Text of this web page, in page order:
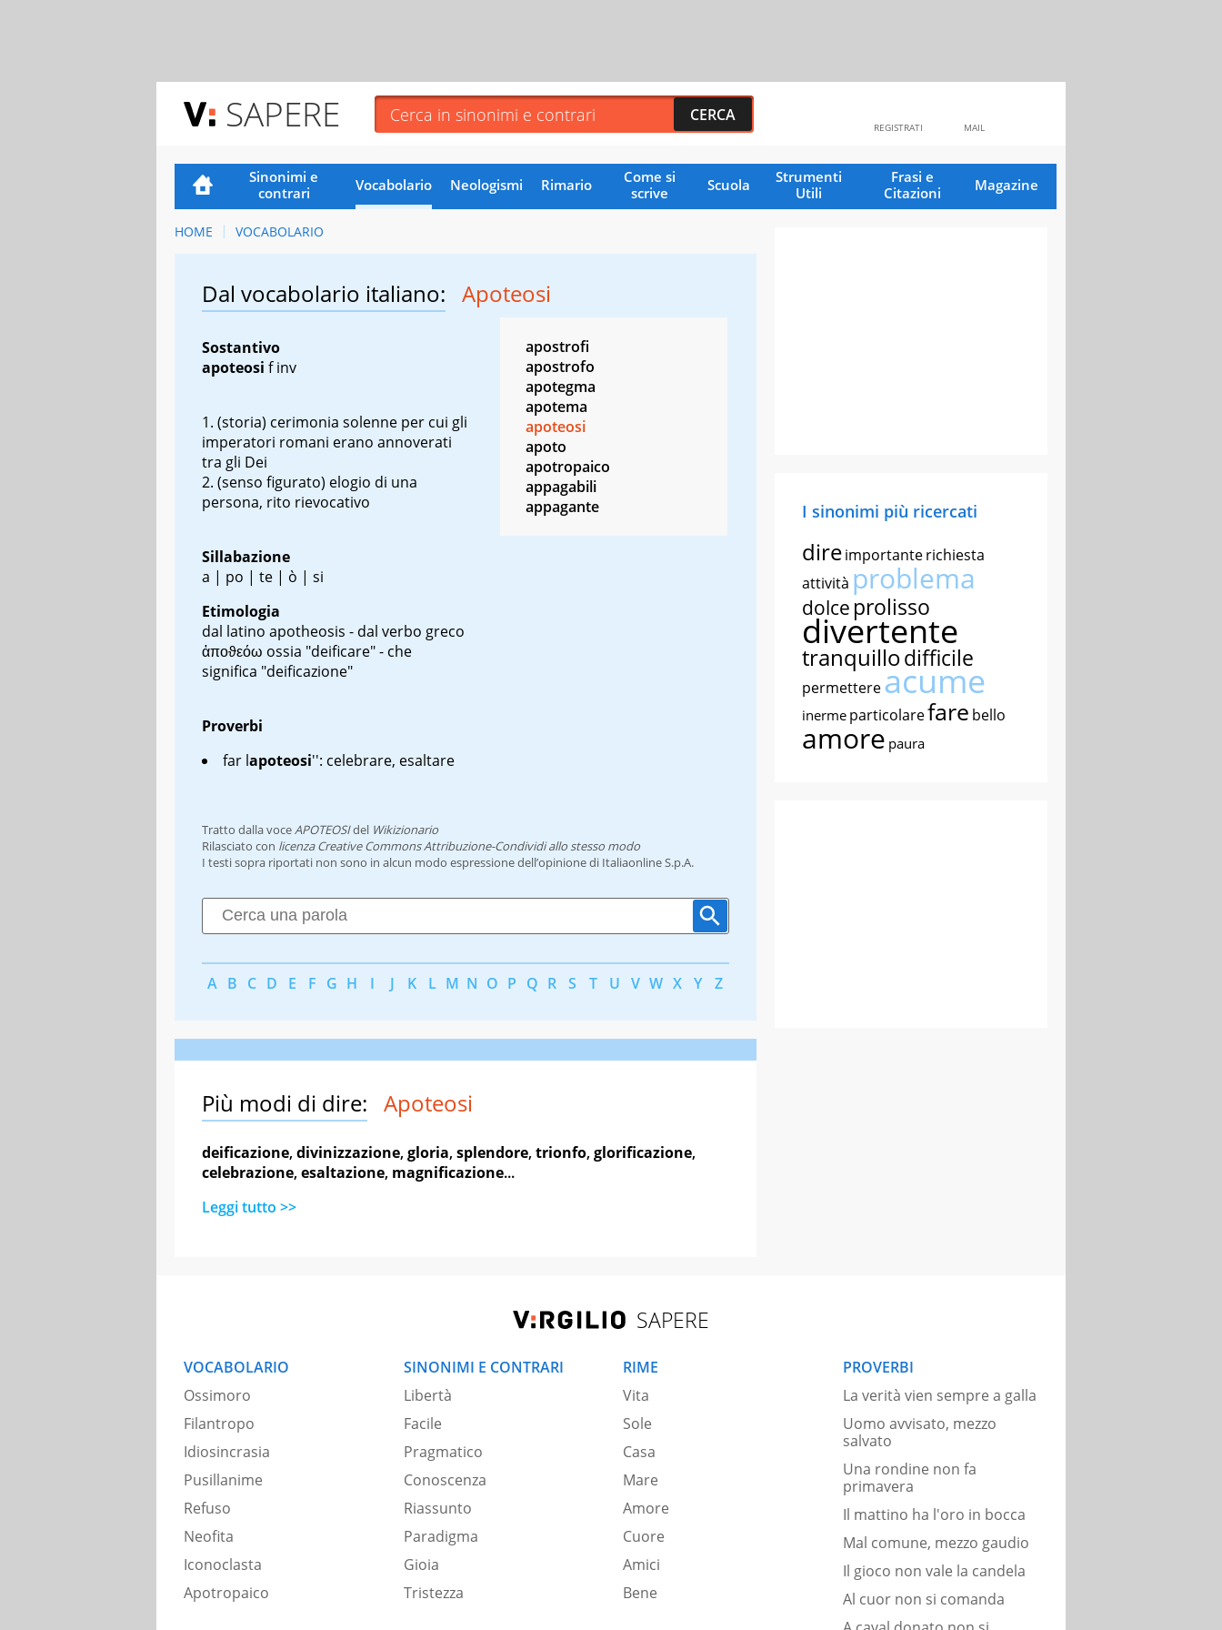
SAPERE MAIL
REGISTRATI
Sinonimi e
contrari
Vocabolario Neologismi Rimario
Come si
scrive
Scuola
Strumenti
Utili
Frasi e
Citazioni
Magazine
HOME VOCABOLARIO
Dal vocabolario italiano: Apoteosi
Sostantivo
apoteosi f inv
(storia) cerimonia solenne per cui gli
imperatori romani erano annoverati
tra gli Dei
(senso figurato) elogio di una
persona, rito rievocativo
Sillabazione
a | po | te | ò | si
Etimologia
dal latino apotheosis - dal verbo greco
ἀποϑεόω ossia "deificare" - che
significa "deificazione"
Proverbi
far lapoteosi'': celebrare, esaltare
apostrofi
apostrofo
apotegma
apotema
apoteosi
apoto
apotropaico
appagabili
appagante
Tratto dalla voce APOTEOSIdel Wikizionario
Rilasciato con licenza Creative Commons Attribuzione-Condividi allo stesso modo
I testi sopra riportati non sono in alcun modo espressione dell’opinione di Italiaonline S.p.A.
A B C D E F G H I J K L M N O P Q R S T U V W X Y Z
Più modi di dire: Apoteosi
deificazione,divinizzazione,gloria,splendore,trionfo,glorificazione,
celebrazione,esaltazione, magnificazione...
Leggi tutto >>
I sinonimi più ricercati
direimportanterichiesta
attività problema
dolce prolisso
divertente
tranquillodifficile
permettereacume
inerme particolarefare bello
amore paura
SAPERE
VOCABOLARIO
Ossimoro
Filantropo
Idiosincrasia
Pusillanime
Refuso
Neofita
Iconoclasta
Apotropaico
SINONIMI E CONTRARI
Libertà
Facile
Pragmatico
Conoscenza
Riassunto
Paradigma
Gioia
Tristezza
RIME
Vita
Sole
Casa
Mare
Amore
Cuore
Amici
Bene
PROVERBI
La verità vien sempre a galla
Uomo avvisato, mezzo
salvato
Una rondine non fa
primavera
Il mattino ha l'oro in bocca
Mal comune, mezzo gaudio
Il gioco non vale la candela
Al cuor non si comanda